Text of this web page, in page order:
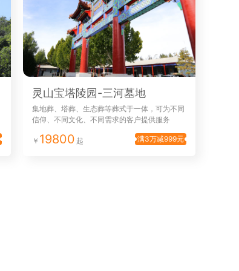
灵山宝塔陵园-三河墓地
集地葬、塔葬、生态葬等葬式于一体，可为不同
信仰、不同文化、不同需求的客户提供服务
19800 满3万减999元